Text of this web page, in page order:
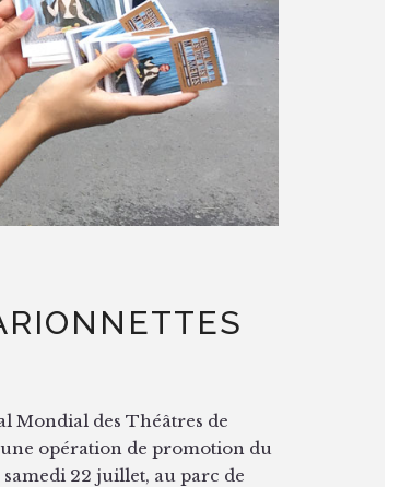
Mondial des Théâtres de
une opération de promotion du
22 juillet, au parc de